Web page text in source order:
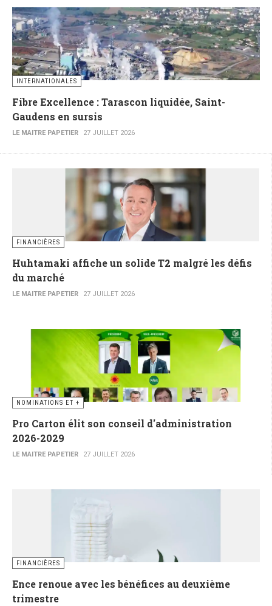
INTERNATIONALES
Fibre Excellence : Tarascon liquidée, Saint-
Gaudens en sursis
LE MAITRE PAPETIER 27 JUILLET 2026
FINANCIÈRES
Huhtamaki affiche un solide T2 malgré les défis
du marché
LE MAITRE PAPETIER 27 JUILLET 2026
NOMINATIONS ET +
Pro Carton élit son conseil d'administration
2026-2029
LE MAITRE PAPETIER 27 JUILLET 2026
FINANCIÈRES
Ence renoue avec les bénéfices au deuxième
trimestre